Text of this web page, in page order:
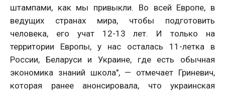
штампами, как мы привыкли. Во всей Европе, в
ведущих странах мира, чтобы подготовить
человека, его учат 12-13 лет. И только на
территории Европы, у нас осталась 11-летка в
России, Беларуси и Украине, где есть обычная
экономика знаний школа", — отмечает Гриневич,
которая ранее анонсировала, что украинская